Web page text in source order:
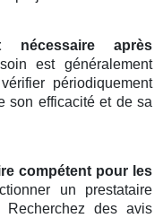
nécessaire après
est généralement
périodiquement
son efficacité et de sa
compétent pour les
un prestataire
Recherchez des avis